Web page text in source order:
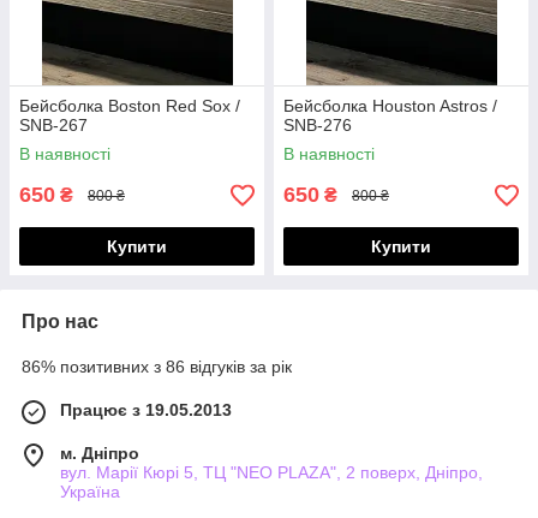
Бейсболка Boston Red Sox /
SNB-267
В наявності
650 ₴ 800 ₴
Купити
Бейсболка Houston Astros /
SNB-276
В наявності
650 ₴ 800 ₴
Купити
Про нас
86% позитивних з 86 відгуків за рік
Працює з 19.05.2013
м. Дніпро
вул. Марії Кюрі 5, ТЦ "NEO PLAZA", 2 поверх, Дніпро,
Україна